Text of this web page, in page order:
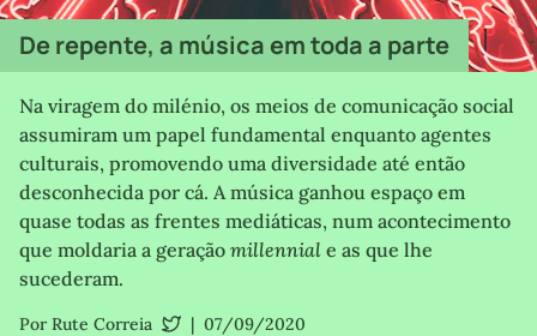
De repente, a música em toda a parte
Na viragem do milénio, os meios de comunicação social
assumiram um papel fundamental enquanto agentes
culturais, promovendo uma diversidade até então
desconhecida por cá. A música ganhou espaço em
quase todas as frentes mediáticas, num acontecimento
que moldaria a geração millennial e as que lhe
sucederam.
Por Rute Correia
| 07/09/2020